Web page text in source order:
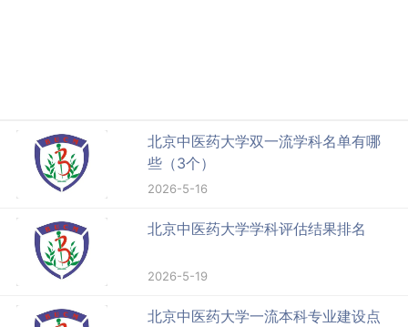
北京中医药大学双一流学科名单有哪
些（3个）
2026-5-16
北京中医药大学学科评估结果排名
2026-5-19
北京中医药大学一流本科专业建设点